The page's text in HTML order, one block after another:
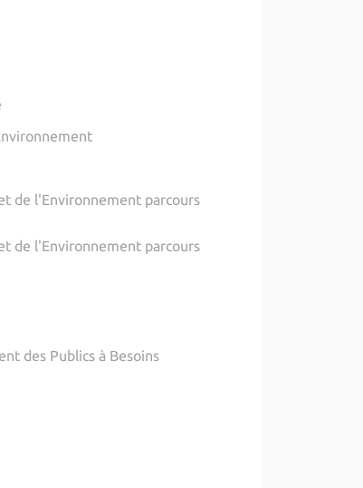
de l'Environnement parcours
de l'Environnement parcours
des Publics à Besoins